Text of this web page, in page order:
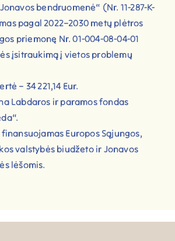
bendruomenė“ (Nr. 11-287-K-
pagal 2022–2030 metų plėtros
priemonę Nr. 01-004-08-04-01
įsitraukimą į vietos problemų
– 34 221,14 Eur.
Labdaros ir paramos fondas
Europos Sąjungos,
valstybės biudžeto ir Jonavos
lėšomis.